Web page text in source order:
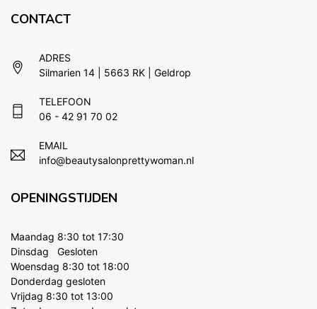
CONTACT
ADRES
Silmarien 14 | 5663 RK | Geldrop
TELEFOON
06 - 42 91 70 02
EMAIL
info@beautysalonprettywoman.nl
OPENINGSTIJDEN
Maandag 8:30 tot 17:30
Dinsdag Gesloten
Woensdag 8:30 tot 18:00
Donderdag gesloten
Vrijdag 8:30 tot 13:00